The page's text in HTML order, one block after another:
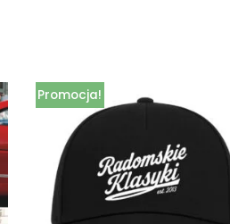
Promocja!